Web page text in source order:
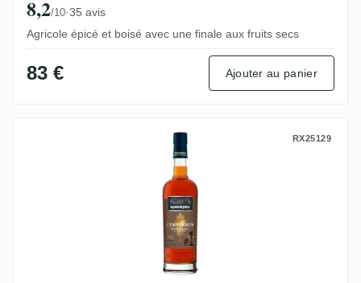
8,2/10·35 avis
Agricole épicé et boisé avec une finale aux fruits secs
83 € Ajouter au panier
Karukera L'Empyrium #1 2021 RX25129